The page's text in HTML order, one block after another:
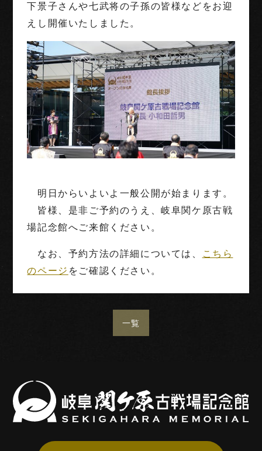
下景子さんや七武将の子孫の皆様などをお迎
えし開催いたしました。
明日からいよいよ一般公開が始まります。
皆様、是非ご予約のうえ、岐阜関ケ原古戦
場記念館へご来館ください。
なお、予約方法の詳細については、
こちら
のページ をご確認ください。
一覧